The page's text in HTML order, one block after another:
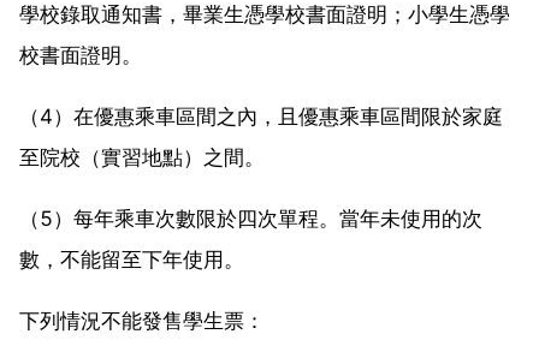
學校錄取通知書，畢業生憑學校書面證明；小學生憑學
校書面證明。
（4）在優惠乘車區間之內，且優惠乘車區間限於家庭
至院校（實習地點）之間。
（5）每年乘車次數限於四次單程。當年未使用的次
數，不能留至下年使用。
下列情況不能發售學生票：